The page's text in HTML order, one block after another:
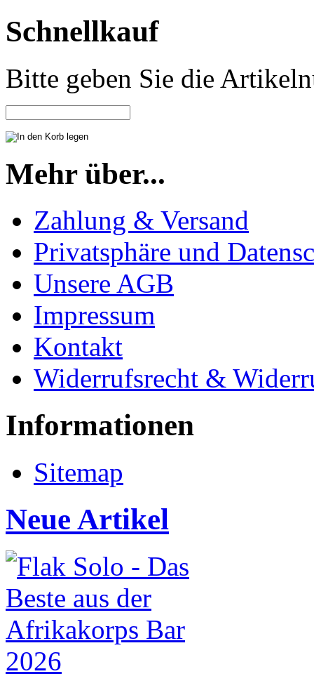
Schnellkauf
Bitte geben Sie die
Mehr über...
Zahlung & Versand
Privatsphäre und
Unsere AGB
Impressum
Kontakt
Widerrufsrecht &
Informationen
Sitemap
Neue Artikel